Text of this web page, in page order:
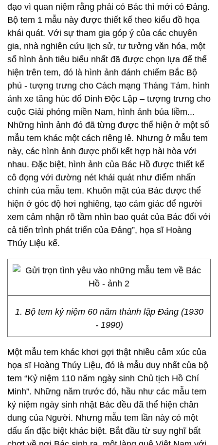
đạo vì quan niệm rằng phải có Bác thì mới có Đảng.
Bộ tem 1 mẫu này được thiết kế theo kiểu đồ họa
khái quát. Với sự tham gia góp ý của các chuyên
gia, nhà nghiên cứu lịch sử, tư tưởng văn hóa, một
số hình ảnh tiêu biểu nhất đã được chọn lựa để thể
hiện trên tem, đó là hình ảnh đánh chiếm Bắc Bộ
phủ - tượng trưng cho Cách mạng Tháng Tám, hình
ảnh xe tăng húc đổ Dinh Độc Lập – tượng trưng cho
cuộc Giải phóng miền Nam, hình ảnh búa liềm...
Những hình ảnh đó đã từng được thể hiện ở một số
mẫu tem khác một cách riêng lẻ. Nhưng ở mẫu tem
này, các hình ảnh được phối kết hợp hài hòa với
nhau. Đặc biệt, hình ảnh của Bác Hồ được thiết kế
cô đọng với đường nét khái quát như điểm nhấn
chính của mẫu tem. Khuôn mặt của Bác được thể
hiện ở góc độ hơi nghiêng, tạo cảm giác để người
xem cảm nhận rõ tầm nhìn bao quát của Bác đối với
cả tiến trình phát triển của Đảng”, họa sĩ Hoàng
Thúy Liệu kể.
1. Bộ tem kỷ niệm 60 năm thành lập Đảng (1930
- 1990)
Một mẫu tem khác khơi gợi thật nhiều cảm xúc của
họa sĩ Hoàng Thúy Liệu, đó là mẫu duy nhất của bộ
tem “Kỷ niệm 110 năm ngày sinh Chủ tịch Hồ Chí
Minh”. Những năm trước đó, hầu như các mẫu tem
kỷ niệm ngày sinh nhật Bác đều đã thể hiện chân
dung của Người. Nhưng mẫu tem lần này có một
dấu ấn đặc biệt khác biệt. Bắt đầu từ suy nghĩ bất